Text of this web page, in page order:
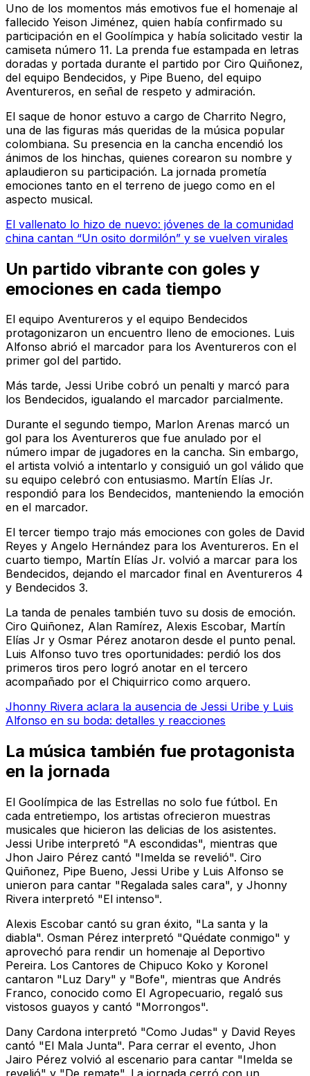
Uno de los momentos más emotivos fue el homenaje al
fallecido Yeison Jiménez, quien había confirmado su
participación en el Goolímpica y había solicitado vestir la
camiseta número 11. La prenda fue estampada en letras
doradas y portada durante el partido por Ciro Quiñonez,
del equipo Bendecidos, y Pipe Bueno, del equipo
Aventureros, en señal de respeto y admiración.
El saque de honor estuvo a cargo de Charrito Negro,
una de las figuras más queridas de la música popular
colombiana. Su presencia en la cancha encendió los
ánimos de los hinchas, quienes corearon su nombre y
aplaudieron su participación. La jornada prometía
emociones tanto en el terreno de juego como en el
aspecto musical.
El vallenato lo hizo de nuevo: jóvenes de la comunidad
china cantan “Un osito dormilón” y se vuelven virales
Un partido vibrante con goles y
emociones en cada tiempo
El equipo Aventureros y el equipo Bendecidos
protagonizaron un encuentro lleno de emociones. Luis
Alfonso abrió el marcador para los Aventureros con el
primer gol del partido.
Más tarde, Jessi Uribe cobró un penalti y marcó para
los Bendecidos, igualando el marcador parcialmente.
Durante el segundo tiempo, Marlon Arenas marcó un
gol para los Aventureros que fue anulado por el
número impar de jugadores en la cancha. Sin embargo,
el artista volvió a intentarlo y consiguió un gol válido que
su equipo celebró con entusiasmo. Martín Elías Jr.
respondió para los Bendecidos, manteniendo la emoción
en el marcador.
El tercer tiempo trajo más emociones con goles de David
Reyes y Angelo Hernández para los Aventureros. En el
cuarto tiempo, Martín Elías Jr. volvió a marcar para los
Bendecidos, dejando el marcador final en Aventureros 4
y Bendecidos 3.
La tanda de penales también tuvo su dosis de emoción.
Ciro Quiñonez, Alan Ramírez, Alexis Escobar, Martín
Elías Jr y Osmar Pérez anotaron desde el punto penal.
Luis Alfonso tuvo tres oportunidades: perdió los dos
primeros tiros pero logró anotar en el tercero
acompañado por el Chiquirrico como arquero.
Jhonny Rivera aclara la ausencia de Jessi Uribe y Luis
Alfonso en su boda: detalles y reacciones
La música también fue protagonista
en la jornada
El Goolímpica de las Estrellas no solo fue fútbol. En
cada entretiempo, los artistas ofrecieron muestras
musicales que hicieron las delicias de los asistentes.
Jessi Uribe interpretó "A escondidas", mientras que
Jhon Jairo Pérez cantó "Imelda se revelió". Ciro
Quiñonez, Pipe Bueno, Jessi Uribe y Luis Alfonso se
unieron para cantar "Regalada sales cara", y Jhonny
Rivera interpretó "El intenso".
Alexis Escobar cantó su gran éxito, "La santa y la
diabla". Osman Pérez interpretó "Quédate conmigo" y
aprovechó para rendir un homenaje al Deportivo
Pereira. Los Cantores de Chipuco Koko y Koronel
cantaron "Luz Dary" y "Bofe", mientras que Andrés
Franco, conocido como El Agropecuario, regaló sus
vistosos guayos y cantó "Morrongos".
Dany Cardona interpretó "Como Judas" y David Reyes
cantó "El Mala Junta". Para cerrar el evento, Jhon
Jairo Pérez volvió al escenario para cantar "Imelda se